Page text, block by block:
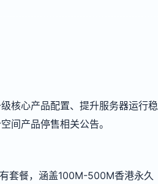
核心产品配置、提升服务器运行稳
间产品停售相关公告。
套餐，涵盖100M-500M香港永久